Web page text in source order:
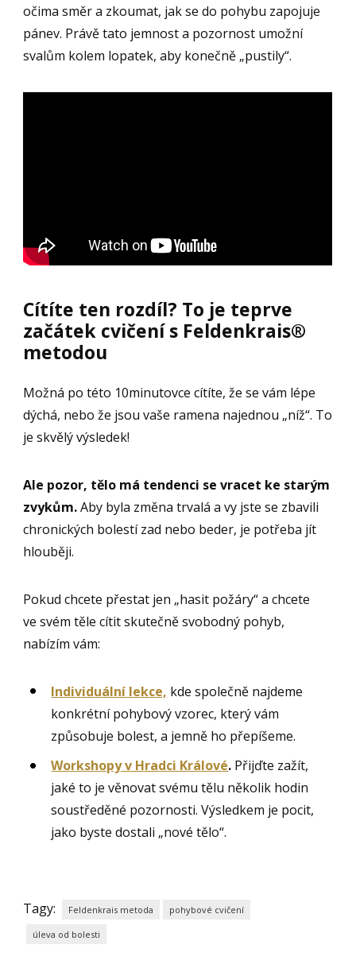
očima směr a zkoumat, jak se do pohybu zapojuje
pánev. Právě tato jemnost a pozornost umožní
svalům kolem lopatek, aby konečně „pustily“.
Cítíte ten rozdíl? To je teprve
začátek cvičení s Feldenkrais®
metodou
Možná po této 10minutovce cítíte, že se vám lépe
dýchá, nebo že jsou vaše ramena najednou „níž“. To
je skvělý výsledek!
Ale pozor, tělo má tendenci se vracet ke starým
zvykům.Aby byla změna trvalá a vy jste se zbavili
chronických bolestí zad nebo beder, je potřeba jít
hlouběji.
Pokud chcete přestat jen „hasit požáry“ a chcete
ve svém těle cítit skutečně svobodný pohyb,
nabízím vám:
Individuální lekce, kde společně najdeme
konkrétní pohybový vzorec, který vám
způsobuje bolest, a jemně ho přepíšeme.
Workshopy v Hradci Králové. Přijďte zažít,
jaké to je věnovat svému tělu několik hodin
soustředěné pozornosti. Výsledkem je pocit,
jako byste dostali „nové tělo“.
Tagy: Feldenkrais metoda pohybové cvičení
úleva od bolesti